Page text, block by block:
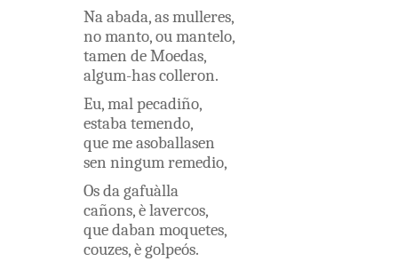
Naabada,asmulleres,
nomanto,oumantelo,
tamen deMoedas,
algum-hascolleron.
Eu,mal pecadiño,
estabatemendo,
quemeasoballasen
sen ningumremedio,
Osdagafuàlla
cañons,èlavercos,
quedaban moquetes,
couzes,ègolpeós.